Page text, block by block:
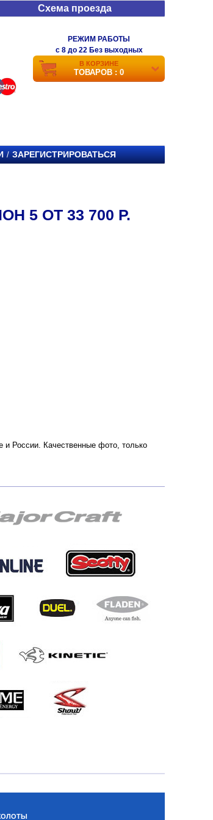
Схема проезда
РЕЖИМ РАБОТЫ
c 8 до 22 Без выходных
В КОРЗИНЕ
ТОВАРОВ : 0
/ ЗАРЕГИСТРИРОВАТЬСЯ
5 ОТ 33 700 Р.
и России. Качественные фото, только